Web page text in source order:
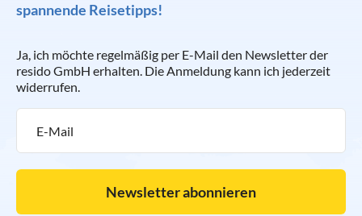
spannende Reisetipps!
Ja, ich möchte regelmäßig per E-Mail den Newsletter der
resido GmbH erhalten. Die Anmeldung kann ich jederzeit
widerrufen.
Newsletter abonnieren